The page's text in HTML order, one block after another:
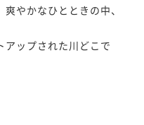
やかなひとときの中、
アップされた川どこで